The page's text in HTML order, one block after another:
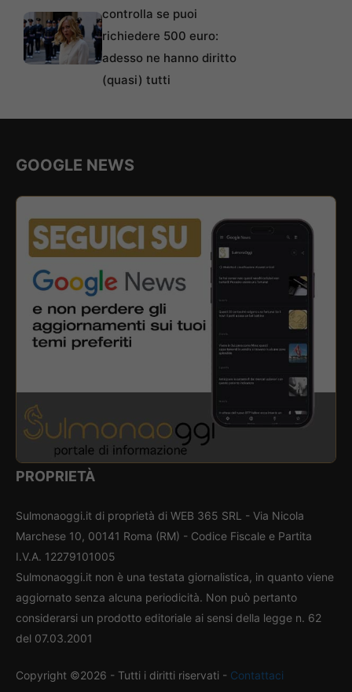
controlla se puoi
richiedere 500 euro:
adesso ne hanno diritto
(quasi) tutti
GOOGLE NEWS
PROPRIETÀ
Sulmonaoggi.it di proprietà di WEB 365 SRL - Via Nicola
Marchese 10, 00141 Roma (RM) - Codice Fiscale e Partita
I.V.A. 12279101005
Sulmonaoggi.it non è una testata giornalistica, in quanto viene
aggiornato senza alcuna periodicità. Non può pertanto
considerarsi un prodotto editoriale ai sensi della legge n. 62
del 07.03.2001
Copyright ©2026 - Tutti i diritti riservati - Contattaci